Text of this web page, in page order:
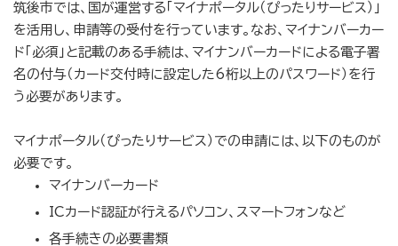
筑後市では、国が運営する「マイナポータル（ぴったりサービス）」
を活用し、申請等の受付を行っています。なお、マイナンバーカー
ド「必須」と記載のある手続は、マイナンバーカードによる電子署
名の付与（カード交付時に設定した6桁以上のパスワード）を行
う必要があります。
マイナポータル（ぴったりサービス）での申請には、以下のものが
必要です。
マイナンバーカード
ICカード認証が行えるパソコン、スマートフォンなど
各手続きの必要書類